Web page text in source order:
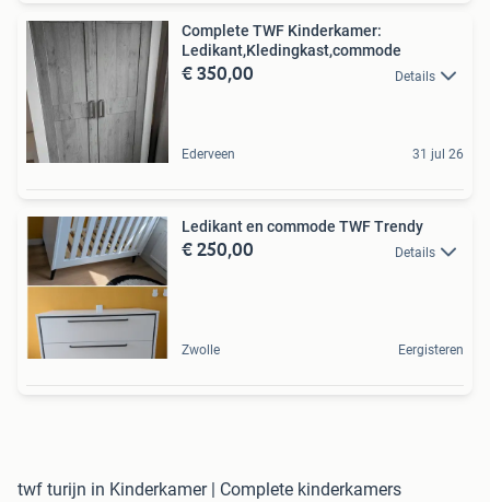
Complete TWF Kinderkamer:
Ledikant,Kledingkast,commode
€ 350,00 Details
Ederveen 31 jul 26
Ledikant en commode TWF Trendy
€ 250,00 Details
Zwolle Eergisteren
twf turijn in Kinderkamer | Complete kinderkamers